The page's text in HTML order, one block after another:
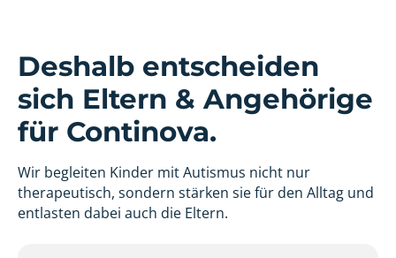
Deshalb entscheiden
sich Eltern & Angehörige
für Continova.
Wir begleiten Kinder mit Autismus nicht nur
therapeutisch, sondern stärken sie für den Alltag und
entlasten dabei auch die Eltern.